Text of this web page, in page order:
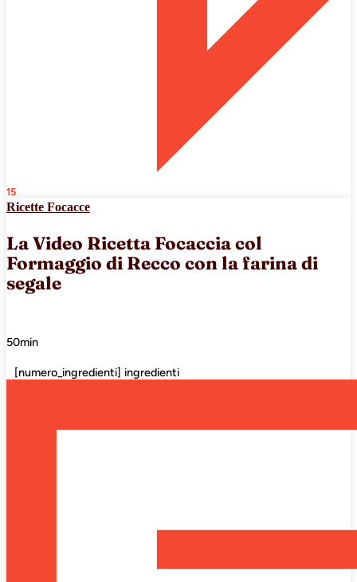
15
Ricette Focacce
La Video Ricetta Focaccia col
Formaggio di Recco con la farina di
segale
50min
[numero_ingredienti] ingredienti